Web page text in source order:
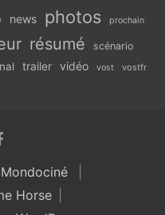
news photos prochain
résumé scénario
trailer vidéo vost vostfr
Mondociné
Horse